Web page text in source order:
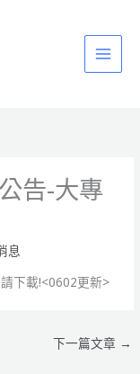
告-大專
息
下載!<0602更新>
下一篇文章 →